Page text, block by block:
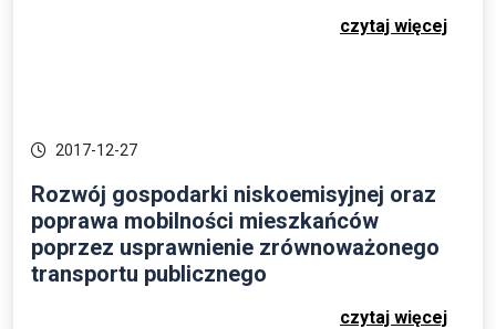
czytaj więcej
2017-12-27
Rozwój gospodarki niskoemisyjnej oraz
poprawa mobilności mieszkańców
poprzez usprawnienie zrównoważonego
transportu publicznego
czytaj więcej